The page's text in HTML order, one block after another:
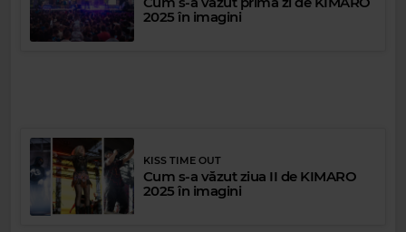
2025 în imagini
KISS TIME OUT
Cum s-a văzut ziua II de KIMARO
2025 în imagini